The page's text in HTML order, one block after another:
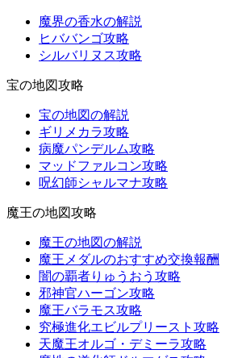
魔界の香水の解説
ヒババンゴ攻略
シルバリヌス攻略
宝の地図攻略
宝の地図の解説
ギリメカラ攻略
病魔パンデルム攻略
マッドファルコン攻略
呪幻師シャルマナ攻略
魔王の地図攻略
魔王の地図の解説
魔王メダルのおすすめ交換報酬
闇の覇者りゅうおう攻略
邪神官ハーゴン攻略
魔王バラモス攻略
究極進化エビルプリースト攻略
天魔王オルゴ・デミーラ攻略